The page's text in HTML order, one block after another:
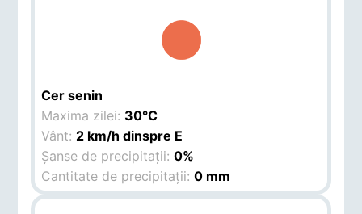
Cer senin
Maxima zilei: 30°C
Vânt: 2 km/h dinspre E
Șanse de precipitații:0%
Cantitate de precipitații:0 mm